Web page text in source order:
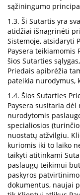
sąžiningumo
1.3. Ši Sutartis yra
atidžiai išnagrinėti
Sistemoje, atsidaryti
Paysera teikiamomis
šios Sutarties
Priedais apibrėžia
pateikia nurodymus,
1.4. Šios Sutarties
Paysera susitaria
nurodytomis
specialiosios
nuostatų atžvilgiu.
kuriomis iki to laiko
taikyti atitinkami
paslaugų teikimui
paskyros
dokumentus, naujai